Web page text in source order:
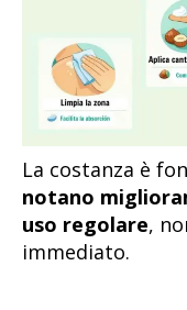
La costanza è
notano
uso regolare,
immediato.